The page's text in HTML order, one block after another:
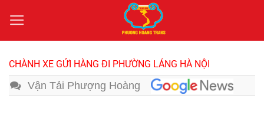
qua
nội
dung
CHÀNH XE GỬI HÀNG ĐI PHƯỜNG LÁNG HÀ NỘI
Vận Tải Phượng Hoàng